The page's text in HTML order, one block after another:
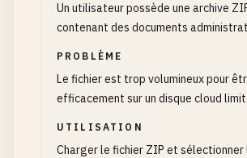
Un utilisateur possède une archive
contenant des documents
PROBLÈME
Le fichier est trop volumineux pour
efficacement sur un disque cloud
UTILISATION
Charger le fichier ZIP et sélectionner